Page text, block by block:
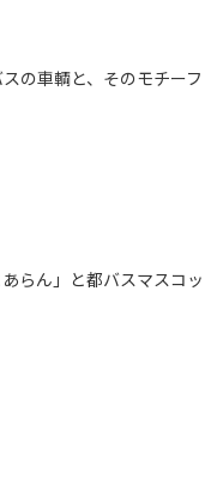
の車輌と、そのモチーフ
らん」と都バスマスコッ